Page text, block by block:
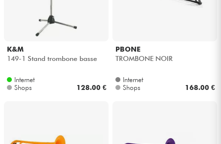
K&M
149-1 Stand trombone basse
Internet
Shops
128.00 €
PBONE
TROMBONE NOIR
Internet
Shops
168.00 €